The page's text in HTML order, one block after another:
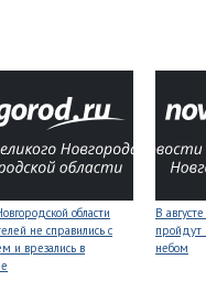
области
не справились с
и врезались в
В
небом